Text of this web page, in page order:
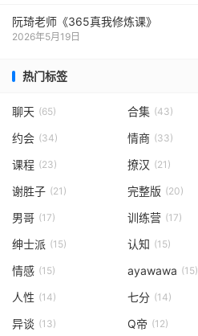
阮琦老师《365真我修炼课》
2026年5月19日
热门标签
聊天 (65) 合集 (43)
约会 (34) 情商 (33)
课程 (23) 撩汉 (21)
谢胜子 (21) 完整版 (20)
男哥 (17) 训练营 (17)
绅士派 (15) 认知 (15)
情感 (15) ayawawa (15)
人性 (14) 七分 (14)
异谈 (13) Q帝 (12)